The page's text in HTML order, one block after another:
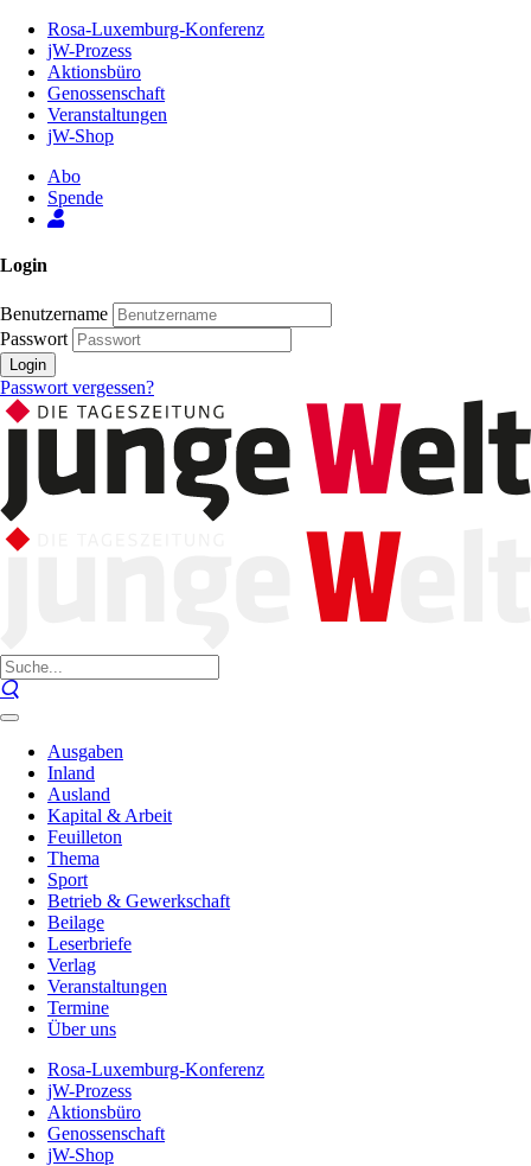
Inhalt
Seite
Rosa-Luxemburg-Konferenz
jW-Prozess
Aktionsbüro
Genossenschaft
Veranstaltungen
jW-Shop
Abo
Spende
Login
Benutzername
Passwort
Login
Passwort vergessen?
Ausgaben
Inland
Ausland
Kapital & Arbeit
Feuilleton
Thema
Sport
Betrieb & Gewerkschaft
Beilage
Leserbriefe
Verlag
Veranstaltungen
Termine
Über uns
Rosa-Luxemburg-Konferenz
jW-Prozess
Aktionsbüro
Genossenschaft
jW-Shop